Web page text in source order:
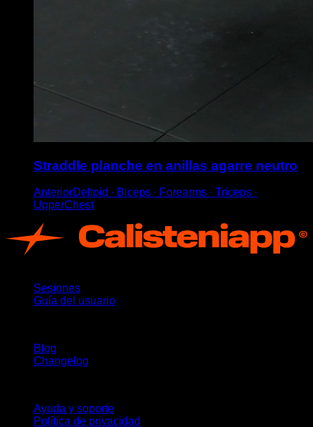
Straddle planche en anillas agarre neutro
AnteriorDeltoid ∙ Biceps ∙ Forearms ∙ Triceps ∙
UpperChest
Sesiones
Guía del usuario
Blog
Changelog
Ayuda y soporte
Política de privacidad